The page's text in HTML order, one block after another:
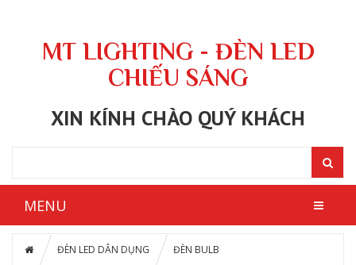
MT LIGHTING - ĐÈN LED
CHIẾU SÁNG
XIN KÍNH CHÀO QUÝ KHÁCH
MENU
ĐÈN LED DÂN DỤNG ĐÈN BULB